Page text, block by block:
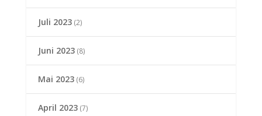
Juli 2023(2)
Juni 2023(8)
Mai 2023(6)
April 2023(7)